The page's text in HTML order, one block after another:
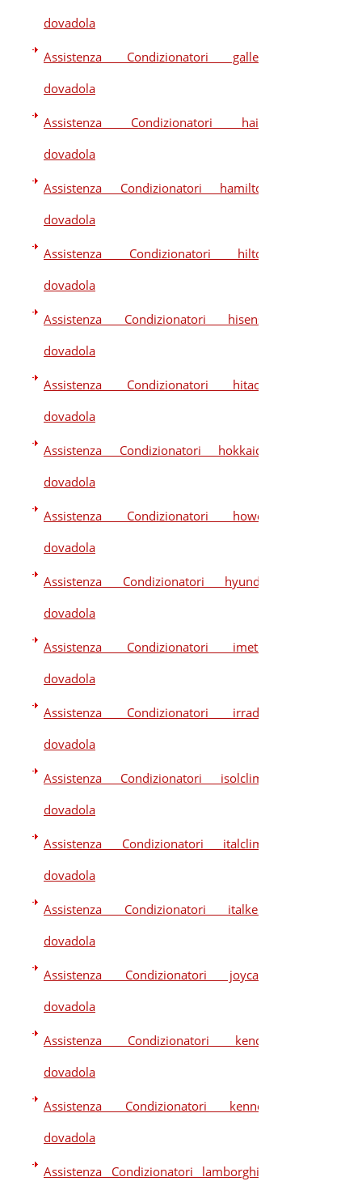
dovadola
Assistenza Condizionatori galletti
dovadola
Assistenza Condizionatori haier
dovadola
Assistenza Condizionatori hamilton
dovadola
Assistenza Condizionatori hilton
dovadola
Assistenza Condizionatori hisense
dovadola
Assistenza Condizionatori hitachi
dovadola
Assistenza Condizionatori hokkaido
dovadola
Assistenza Condizionatori howell
dovadola
Assistenza Condizionatori hyundai
dovadola
Assistenza Condizionatori imetec
dovadola
Assistenza Condizionatori irradio
dovadola
Assistenza Condizionatori isolclima
dovadola
Assistenza Condizionatori italclima
dovadola
Assistenza Condizionatori italkero
dovadola
Assistenza Condizionatori joycare
dovadola
Assistenza Condizionatori kendo
dovadola
Assistenza Condizionatori kennex
dovadola
Assistenza Condizionatori lamborghini